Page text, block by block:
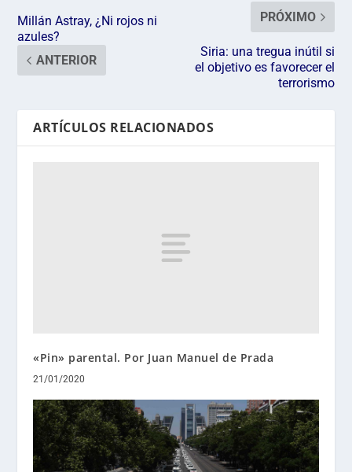
Millán Astray, ¿Ni rojos ni
azules?
ANTERIOR
PRÓXIMO
Siria: una tregua inútil si
el objetivo es favorecer el
terrorismo
ARTÍCULOS RELACIONADOS
«Pin» parental. Por Juan Manuel de Prada
21/01/2020